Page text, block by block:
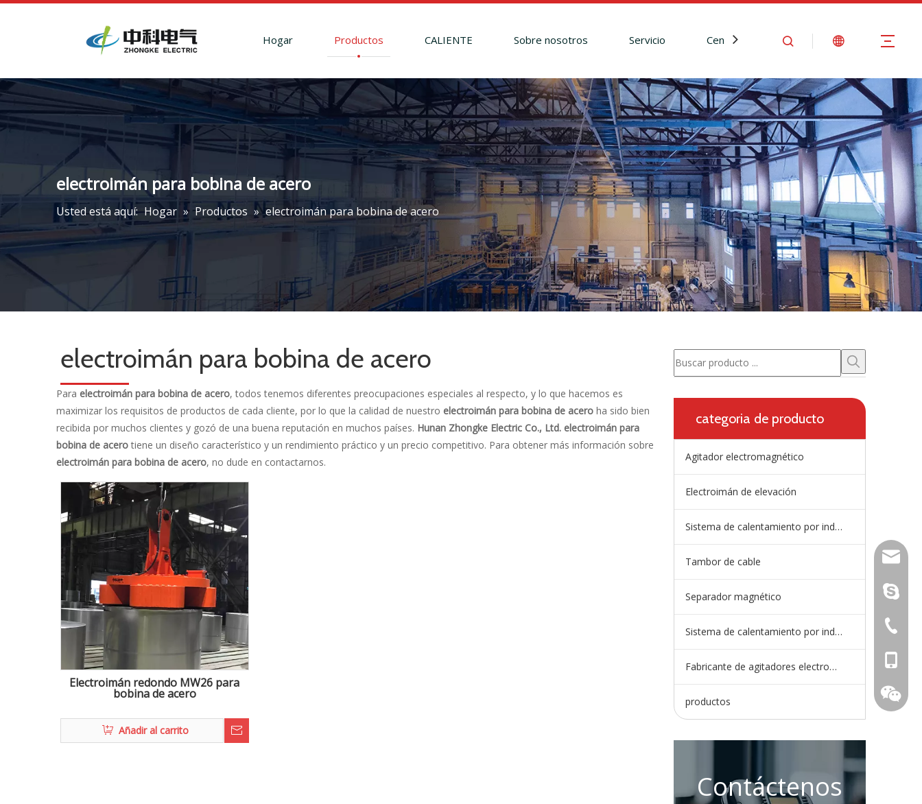
Hogar Productos CALIENTE Sobre nosotros Servicio Centro de Noticias Contáctenos
electroimán para bobina de acero
Usted está aquí: Hogar » Productos » electroimán para bobina de acero
electroimán para bobina de acero
Para electroimán para bobina de acero, todos tenemos diferentes preocupaciones especiales al respecto, y lo que hacemos es
maximizar los requisitos de productos de cada cliente, por lo que la calidad de nuestro electroimán para bobina de acero ha sido bien
recibida por muchos clientes y gozó de una buena reputación en muchos países. Hunan Zhongke Electric Co., Ltd. electroimán para
bobina de acerotiene un diseño característico y un rendimiento práctico y un precio competitivo. Para obtener más información sobre
electroimán para bobina de acero, no dude en contactarnos.
Electroimán redondo MW26 para
bobina de acero
Añadir al carrito
categoria de producto
Agitador electromagnético
Electroimán de elevación
Sistema de calentamiento por inducción de artesa
Tambor de cable
Separador magnético
Sistema de calentamiento por inducción
Fabricante de agitadores electromagnéticos
productos
Contáctenos
en
+ 86-